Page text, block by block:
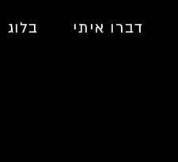
דברו איתי בלוג